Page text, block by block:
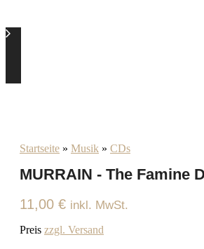
Startseite » Musik » CDs
MURRAIN - The Famine
11,00 € inkl. MwSt.
Preis zzgl. Versand